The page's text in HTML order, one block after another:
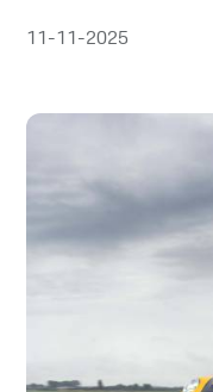
11-11-2025